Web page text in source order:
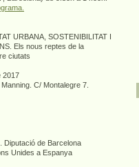
URBANA, SOSTENIBILITAT I
Els nous reptes de la
ciutats
2017
C/ Montalegre 7.
Diputació de Barcelona
Unides a Espanya